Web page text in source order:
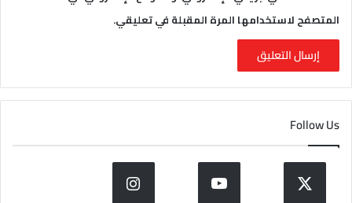
المتصفح لاستخدامها المرة المقبلة في تعليقي.
Follow Us